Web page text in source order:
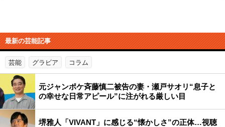
最新の芸能記事
芸能 グラビア コラム
元ジャンポケ斉藤慎二被告の妻・瀬戸サオリ“息子と
の幸せな日常アピール”に注がれる厳しい目
堺雅人「VIVANT」に感じる“懐かしさ”の正体…視聴